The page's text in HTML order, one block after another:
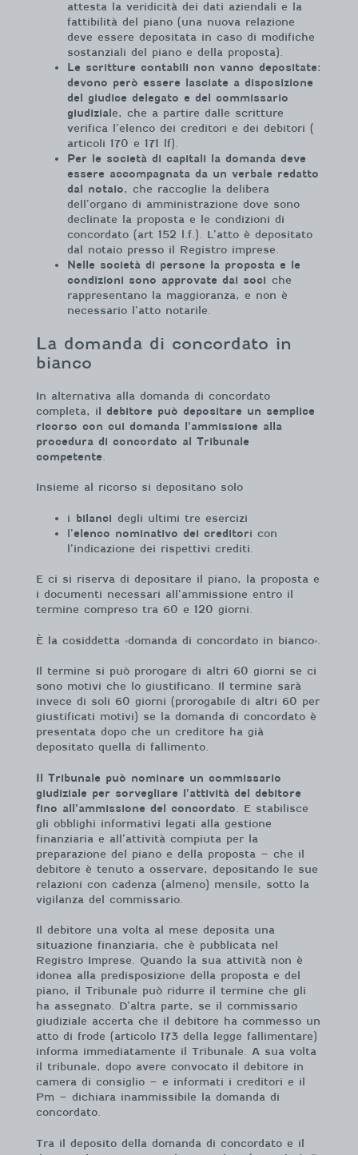
attesta la veridicità dei dati aziendali e la
fattibilità del piano (una nuova relazione
deve essere depositata in caso di modifiche
sostanziali del piano e della proposta).
Le scritture contabili non vanno depositate:
devono però essere lasciate a disposizione
del giudice delegato e del commissario
giudizial e, che a partire dalle scritture
verifica l’elenco dei creditori e dei debitori (
articoli 170 e 171 lf).
Per le società di capitali la domanda deve
essere accompagnata da un verbale redatto
dal notaio, che raccoglie la delibera
dell’organo di amministrazione dove sono
declinate la proposta e le condizioni di
concordato (art 152 l.f.). L’atto è depositato
dal notaio presso il Registro imprese.
Nelle società di persone la proposta e le
condizioni sono approvate dai soci che
rappresentano la maggioranza, e non è
necessario l’atto notarile.
La domanda di concordato in
bianco
In alternativa alla domanda di concordato
completa, il debitore può depositare un semplice
ricorso con cui domanda l’ammissione alla
procedura di concordato al Tribunale
competente
Insieme al ricorso si depositano solo
i bilanci degli ultimi tre esercizi
l’elenco nominativo dei creditori con
l’indicazione dei rispettivi crediti.
E ci si riserva di depositare il piano, la proposta e
i documenti necessari all’ammissione entro il
termine compreso tra 60 e 120 giorni.
È la cosiddetta «domanda di concordato in bianco».
Il termine si può prorogare di altri 60 giorni se ci
sono motivi che lo giustificano. Il termine sarà
invece di soli 60 giorni (prorogabile di altri 60 per
giustificati motivi) se la domanda di concordato è
presentata dopo che un creditore ha già
depositato quella di fallimento.
Il Tribunale può nominare un commissario
giudiziale per sorvegliare l’attività del debitore
fino all’ammissione del concordato . E stabilisce
gli obblighi informativi legati alla gestione
finanziaria e all’attività compiuta per la
preparazione del piano e della proposta – che il
debitore è tenuto a osservare, depositando le sue
relazioni con cadenza (almeno) mensile, sotto la
vigilanza del commissario.
Il debitore una volta al mese deposita una
situazione finanziaria, che è pubblicata nel
Registro Imprese. Quando la sua attività non è
idonea alla predisposizione della proposta e del
piano, il Tribunale può ridurre il termine che gli
ha assegnato. D’altra parte, se il commissario
giudiziale accerta che il debitore ha commesso un
atto di frode (articolo 173 della legge fallimentare)
informa immediatamente il Tribunale. A sua volta
il tribunale, dopo avere convocato il debitore in
camera di consiglio – e informati i creditori e il
Pm – dichiara inammissibile la domanda di
concordato.
Tra il deposito della domanda di concordato e il